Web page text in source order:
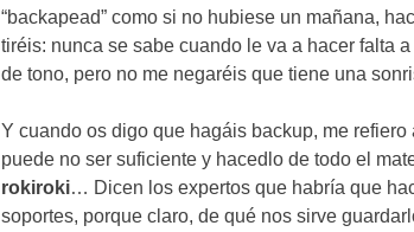
“backapead”como si no hubiese un mañana,
tiréis: nunca se sabe cuando le va a hacer falta
de tono, pero no me negaréis que tiene una
Y cuando os digo que hagáis backup, me refiero
puede no ser suficiente y hacedlo de todo el
rokiroki… Dicen los expertos que habría que
soportes, porque claro,de qué nos sirve